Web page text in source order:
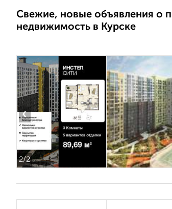
Свежие, новые объявления о
недвижимость в Курске
2/2
‹